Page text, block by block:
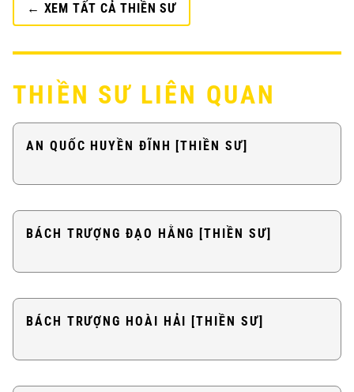
← XEM TẤT CẢ THIỀN SƯ
THIỀN SƯ LIÊN QUAN
AN QUỐC HUYỀN ĐĨNH [THIỀN SƯ]
BÁCH TRƯỢNG ĐẠO HẰNG [THIỀN SƯ]
BÁCH TRƯỢNG HOÀI HẢI [THIỀN SƯ]